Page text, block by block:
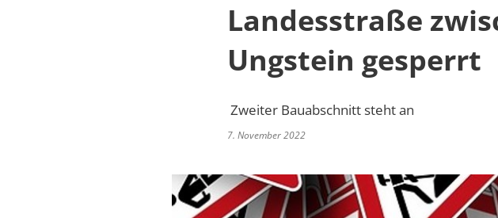
Landesstraße
Ungstein gesperrt
Zweiter Bauabschnitt steht an
7. November 2022